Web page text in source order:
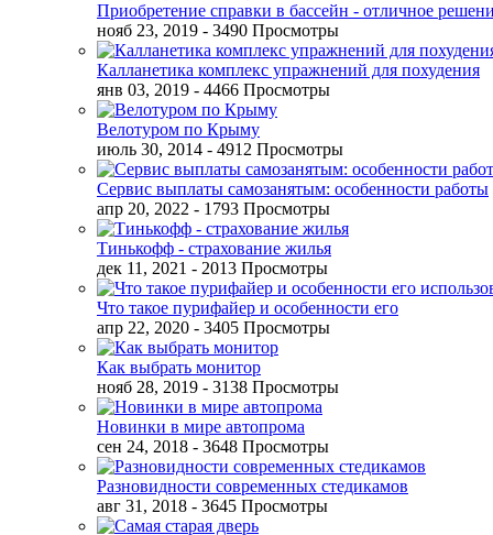
Приобретение справки в бассейн - отличное
нояб 23, 2019 - 3490 Просмотры
Калланетика комплекс упражнений для похудения
янв 03, 2019 - 4466 Просмотры
Велотуром по Крыму
июль 30, 2014 - 4912 Просмотры
Сервис выплаты самозанятым: особенности работы
апр 20, 2022 - 1793 Просмотры
Тинькофф - страхование жилья
дек 11, 2021 - 2013 Просмотры
Что такое пурифайер и особенности его
апр 22, 2020 - 3405 Просмотры
Как выбрать монитор
нояб 28, 2019 - 3138 Просмотры
Новинки в мире автопрома
сен 24, 2018 - 3648 Просмотры
Разновидности современных стедикамов
авг 31, 2018 - 3645 Просмотры